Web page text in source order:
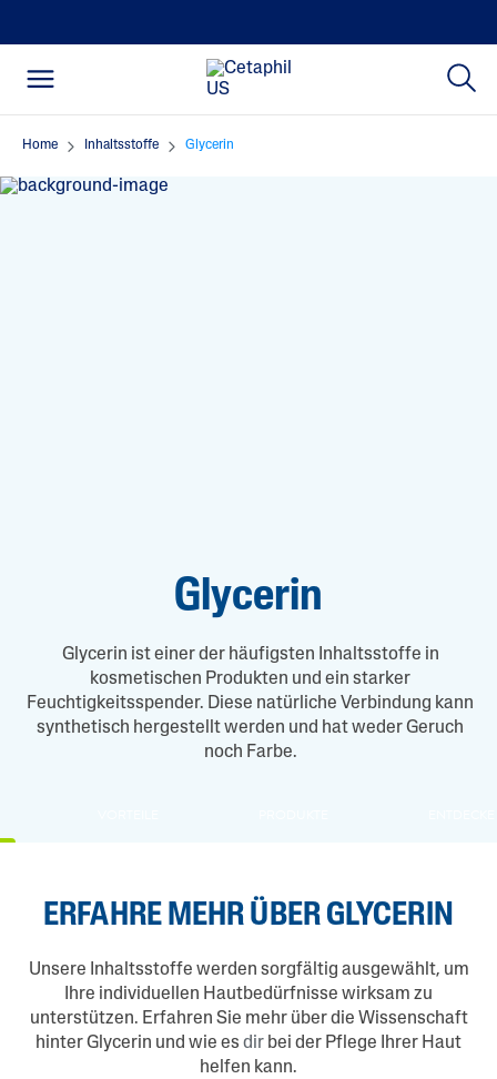
Home Inhaltsstoffe Glycerin
Glycerin
Glycerin ist einer der häufigsten Inhaltsstoffe in
kosmetischen Produkten und ein starker
Feuchtigkeitsspender. Diese natürliche Verbindung kann
synthetisch hergestellt werden und hat weder Geruch
noch Farbe.
ERFAHRE MEHR ÜBER GLYCERIN
Unsere Inhaltsstoffe werden sorgfältig ausgewählt, um
Ihre individuellen Hautbedürfnisse wirksam zu
unterstützen. Erfahren Sie mehr über die Wissenschaft
hinter Glycerin und wie es dir bei der Pflege Ihrer Haut
helfen kann.